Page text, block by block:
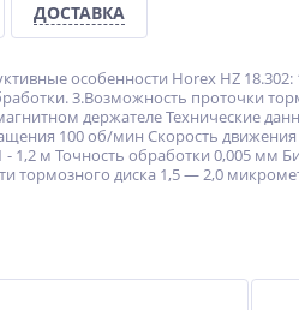
ДОСТАВКА
особенности Horex HZ
3.Возможность проточки
держателе Технические
100 об/мин Скорость
1,2 м Точность обработки 0,005 мм
тормозного диска 1,5 — 2,0